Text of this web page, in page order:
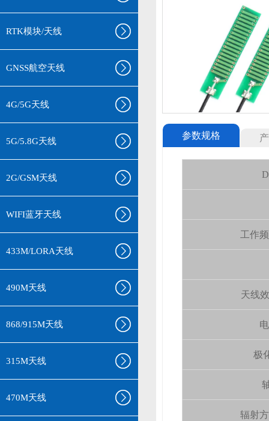
RTK模块/天线
GNSS航空天线
4G/5G天线
5G/5.8G天线
2G/GSM天线
WIFI蓝牙天线
433M/LORA天线
490M天线
868/915M天线
315M天线
470M天线
参数规格
工作
天线
极
辐射